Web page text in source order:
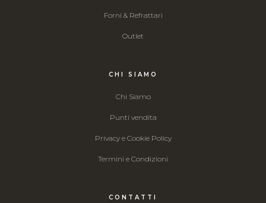
Forni & Refrattari
Outlet
CHI SIAMO
Chi Siamo
Punti vendita
Privacy e Cookie Policy
Termini e Condizioni
CONTATTI